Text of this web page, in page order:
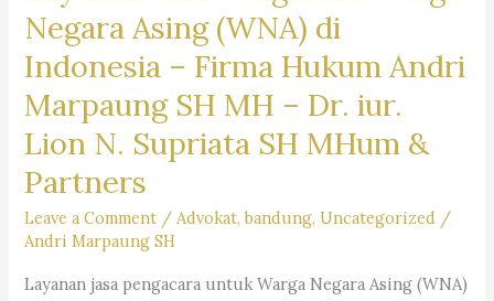
Negara Asing (WNA) di
Indonesia – Firma Hukum Andri
Marpaung SH MH – Dr. iur.
Lion N. Supriata SH MHum &
Partners
Leave a Comment /Advokat,bandung,Uncategorized /
Andri Marpaung SH
Layanan jasa pengacara untuk Warga Negara Asing (WNA)